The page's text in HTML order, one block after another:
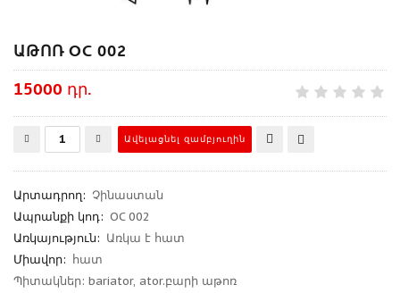
ԱԹՈՌ OC 002
15000 դր.
Արտադրող: Չինաստան
Ապրանքի կոդ: OC 002
Առկայություն: Առկա է հատ
Միավոր: հատ
Պիտակներ: bariator, ator.բարի աթոռ